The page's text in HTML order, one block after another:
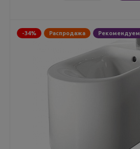
-34% Распродажа Рекомендуем